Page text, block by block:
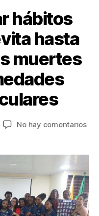
hábitos
hasta
muertes
No hay comentariosen
en
un